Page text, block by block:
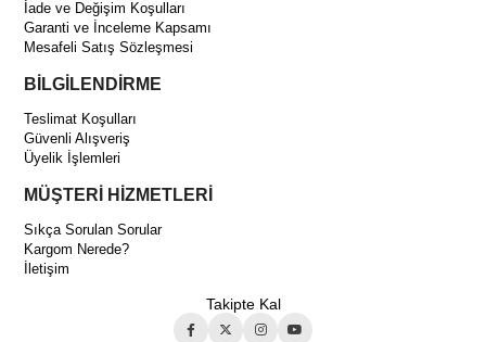
İade ve Değişim Koşulları
Garanti ve İnceleme Kapsamı
Mesafeli Satış Sözleşmesi
BİLGİLENDİRME
Teslimat Koşulları
Güvenli Alışveriş
Üyelik İşlemleri
MÜŞTERİ HİZMETLERİ
Sıkça Sorulan Sorular
Kargom Nerede?
İletişim
Takipte Kal